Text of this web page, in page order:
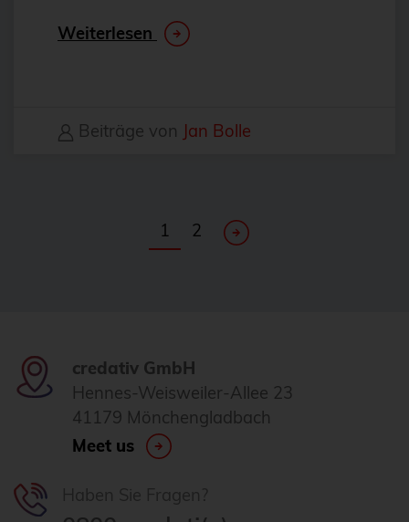
Governance
Guacamole
HowTo: Proxmox-Cluster mit Ansible
erstellen
Hyper-V
i18n
Icinga2
Weiterlesen
Beiträge von Jan Bolle
1 2
credativ GmbH
Hennes-Weisweiler-Allee 23
41179 Mönchengladbach
Meet us